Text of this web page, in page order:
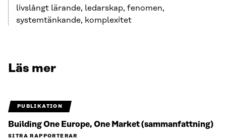
livslångt lärande, ledarskap, fenomen,
systemtänkande, komplexitet
Läs mer
PUBLIKATION
Building One Europe, One Market (sammanfattning)
SITRA RAPPORTERAR